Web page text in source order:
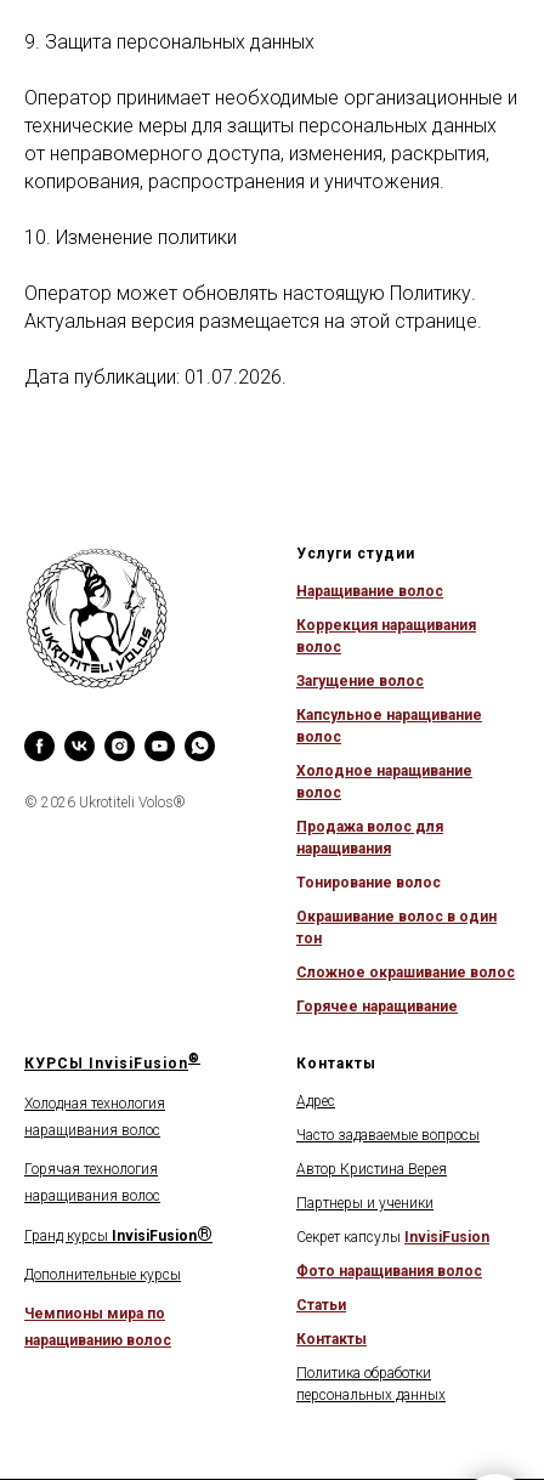
9. Защита персональных данных
Оператор принимает необходимые организационные и
технические меры для защиты персональных данных
от неправомерного доступа, изменения, раскрытия,
копирования, распространения и уничтожения.
10. Изменение политики
Оператор может обновлять настоящую Политику.
Актуальная версия размещается на этой странице.
Дата публикации: 01.07.2026.
© 2026 Ukrotiteli Volos®
Услуги студии
Наращивание волос
Коррекция наращивания
волос
Загущение волос
Капсульное наращивание
волос
Холодное наращивание
волос
Продажа волос для
наращивания
Тонирование волос
Окрашивание волос в один
тон
Сложное окрашивание волос
Горячее наращивание
КУРСЫ InvisiFusion®
Холодная технология
наращивания волос
Горячая технология
наращивания волос
Гранд курсы InvisiFusion®
Дополнительные курсы
Чемпионы мира по
наращиванию волос
Контакты
Адрес
Часто задаваемые вопросы
Автор Кристина Верея
Партнеры и ученики
Секрет капсулы
InvisiFusion
Фото наращивания волос
Статьи
Контакты
Политика обработки
персональных данных